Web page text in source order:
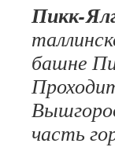
Пикк-
башне
часть